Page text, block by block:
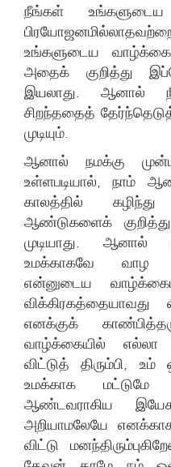
நீங்கள்
உங்களுடைய
அதைக் குறித்து
இயலாது. ஆனால்
சிறந்ததைத்
முடியும்.
ஆனால் நமக்கு
உள்ளபடியால், நாம்
காலத்தில்
ஆண்டுகளைக்
முடியாது. ஆனால்
உமக்காகவே வாழ
என்னுடைய
எனக்குக்
வாழ்க்கையில் எல்லா
விட்டுத் திரும்பி, உம்
உமக்காக மட்டுமே
ஆண்டவராகிய
அறியாமலேயே
விட்டு